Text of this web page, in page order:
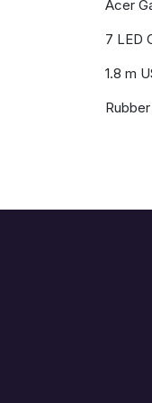
Acer
7 LED
1.8 m